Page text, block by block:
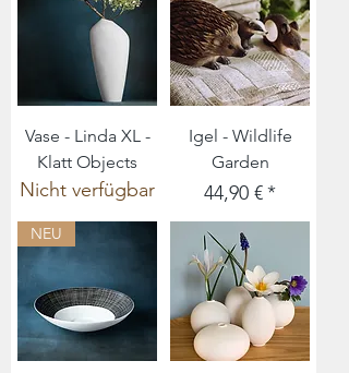
Vase - Linda XL -
Klatt Objects
Nicht verfügbar
Igel - Wildlife
Garden
Preis
44,90 €
NEU